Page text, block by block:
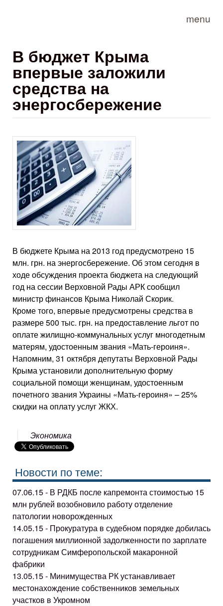
menu
В бюджет Крыма
впервые заложили
средства на
энергосбережение
В бюджете Крыма на 2013 год предусмотрено 15
млн. грн. на энергосбережение. Об этом сегодня в
ходе обсуждения проекта бюджета на следующий
год на сессии Верховной Рады АРК сообщил
министр финансов Крыма Николай Скорик.
Кроме того, впервые предусмотрены средства в
размере 500 тыс. грн. на предоставление льгот по
оплате жилищно-коммунальных услуг многодетным
матерям, удостоенным звания «Мать-героиня».
Напомним, 31 октября депутаты Верховной Рады
Крыма установили дополнительную форму
социальной помощи женщинам, удостоенным
почетного звания Украины «Мать-героиня» – 25%
скидки на оплату услуг ЖКХ.
Экономика
Новости по теме:
07.06.15 - В РДКБ после капремонта стоимостью 15
млн рублей возобновило работу отделение
патологии новорожденных
14.05.15 - Прокуратура в судебном порядке добилась
погашения миллионной задолженности по зарплате
сотрудникам Симферопольской макаронной
фабрики
13.05.15 - Минимущества РК устанавливает
местонахождение собственников земельных
участков в Укромном